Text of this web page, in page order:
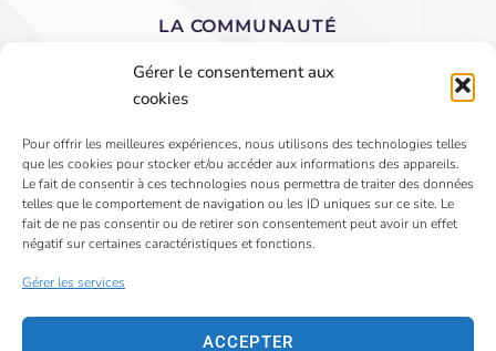
Gérer le consentement aux
cookies
Pour offrir les meilleures expériences, nous utilisons des technologies telles
que les cookies pour stocker et/ou accéder aux informations des appareils.
Le fait de consentir à ces technologies nous permettra de traiter des données
telles que le comportement de navigation ou les ID uniques sur ce site. Le
fait de ne pas consentir ou de retirer son consentement peut avoir un effet
négatif sur certaines caractéristiques et fonctions.
Gérer les services
ACCEPTER
LA COMMUNAUTÉ
Equipe éducative
AGEC Saint Jean
4 Rue du Faubourg St Jean - VIHIERS 49310 LYS
HAUT LAYON
02 41 75 81 15